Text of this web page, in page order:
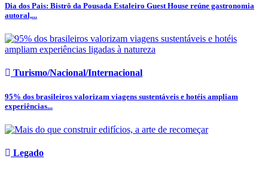
Dia dos Pais: Bistrô da Pousada Estaleiro Guest House reúne gastronomia
autoral,...
Turismo/Nacional/Internacional
95% dos brasileiros valorizam viagens sustentáveis e hotéis ampliam
experiências...
Legado